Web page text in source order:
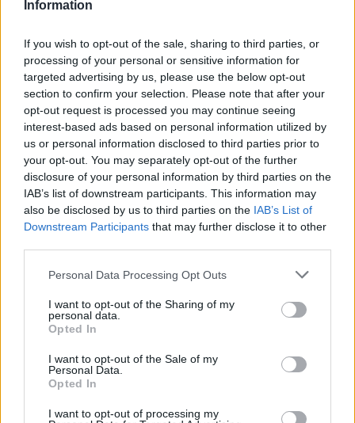
Information
If you wish to opt-out of the sale, sharing to third parties, or
processing of your personal or sensitive information for
targeted advertising by us, please use the below opt-out
section to confirm your selection. Please note that after your
opt-out request is processed you may continue seeing
interest-based ads based on personal information utilized by
us or personal information disclosed to third parties prior to
your opt-out. You may separately opt-out of the further
disclosure of your personal information by third parties on the
IAB’s list of downstream participants. This information may
also be disclosed by us to third parties on the IAB’s List of
Downstream Participants that may further disclose it to other
Personal Data Processing Opt Outs
I want to opt-out of the Sharing of my
personal data.
Opted In
I want to opt-out of the Sale of my
Personal Data.
Opted In
I want to opt-out of processing my
ΔΕΙΤΕ ΕΠΙΣΗΣ
ΣΤΗΝ ΙΔΙΑ ΚΑΤΗΓΟΡΙΑ
«Θέλω τον μπαμπά μου»: Το
βίντεο της μεθυσμένης οδηγού
που σκότωσε νύφη ώρες μετά
τον γάμο της
ΣΉΜΕΡΑ
πάνω στο golf cart των νεόνυμφων στο
αστυνομικό τμήμα αποκαλύπτει τη
συμπεριφορά της λίγο μετά τη μοιραία
Τροχαίο στις Σέρρες: «Έχασα τη
γυναίκα και το παιδί μου, τα